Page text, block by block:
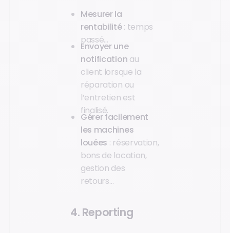
Mesurer la
rentabilité: temps
passé…
Envoyer une
notification au
client lorsque la
réparation ou
l’entretien est
finalisé.
Gérer facilement
les machines
louées : réservation,
bons de location,
gestion des
retours…
4. Reporting